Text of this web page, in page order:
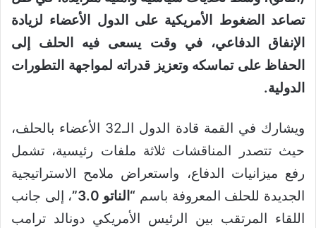
تصاعد الضغوط الأمريكية على الدول الأعضاء لزيادة
الإنفاق الدفاعي، في وقت يسعى فيه الحلف إلى
الحفاظ على تماسكه وتعزيز قدراته لمواجهة التطورات
الدولية.
ويشارك في القمة قادة الدول الـ32 الأعضاء بالحلف،
حيث تتصدر المناقشات ثلاثة ملفات رئيسية، تشمل
رفع ميزانيات الدفاع، واستعراض ملامح الاستراتيجية
الجديدة للحلف المعروفة باسم “الناتو 3.0”
، إلى جانب
اللقاء المرتقب بين الرئيس الأمريكي دونالد ترامب